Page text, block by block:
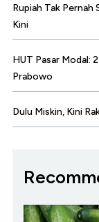
Rupiah Tak Pernah
Kini
HUT Pasar Modal:
Prabowo
Dulu Miskin, Kini